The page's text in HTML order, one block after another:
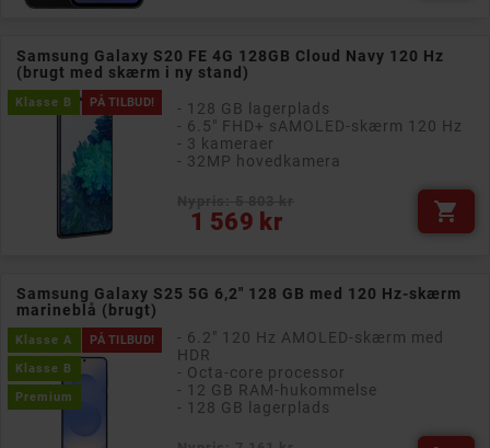
Samsung Galaxy S20 FE 4G 128GB Cloud Navy 120 Hz
(brugt med skærm i ny stand)
PÅ TILBUD!
Klasse B
- 128 GB lagerplads
- 6.5" FHD+ sAMOLED-skærm 120 Hz
- 3 kameraer
- 32MP hovedkamera
1 569 kr
Pris 
Samsung Galaxy S25 5G 6,2" 128 GB med 120 Hz-skærm
marineblå (brugt)
PÅ TILBUD!
Klasse A
Klasse B
Premium
- 6.2" 120 Hz AMOLED-skærm med
HDR
- Octa-core processor
- 12 GB RAM-hukommelse
- 128 GB lagerplads